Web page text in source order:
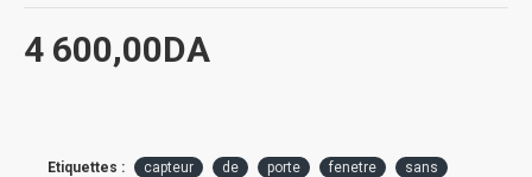
4 600,00DA
Etiquettes : capteur de porte fenetre
sans